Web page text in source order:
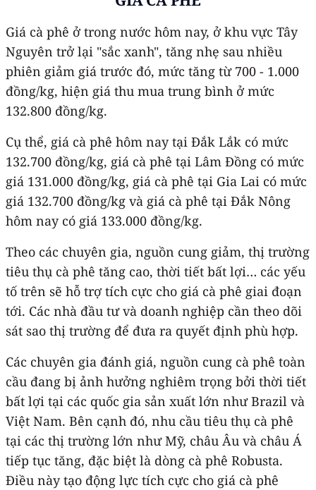
Giá cà phê ở trong nước hôm nay, ở khu vực Tây
Nguyên trở lại "sắc xanh", tăng nhẹ sau nhiều
phiên giảm giá trước đó, mức tăng từ 700 - 1.000
đồng/kg, hiện giá thu mua trung bình ở mức
132.800 đồng/kg.
Cụ thể, giá cà phê hôm nay tại Đắk Lắk có mức
132.700 đồng/kg, giá cà phê tại Lâm Đồng có mức
giá 131.000 đồng/kg, giá cà phê tại Gia Lai có mức
giá 132.700 đồng/kg và giá cà phê tại Đắk Nông
hôm nay có giá 133.000 đồng/kg.
Theo các chuyên gia, nguồn cung giảm, thị trường
tiêu thụ cà phê tăng cao, thời tiết bất lợi… các yếu
tố trên sẽ hỗ trợ tích cực cho giá cà phê giai đoạn
tới. Các nhà đầu tư và doanh nghiệp cần theo dõi
sát sao thị trường để đưa ra quyết định phù hợp.
Các chuyên gia đánh giá, nguồn cung cà phê toàn
cầu đang bị ảnh hưởng nghiêm trọng bởi thời tiết
bất lợi tại các quốc gia sản xuất lớn như Brazil và
Việt Nam. Bên cạnh đó, nhu cầu tiêu thụ cà phê
tại các thị trường lớn như Mỹ, châu Âu và châu Á
tiếp tục tăng, đặc biệt là dòng cà phê Robusta.
Điều này tạo động lực tích cực cho giá cà phê